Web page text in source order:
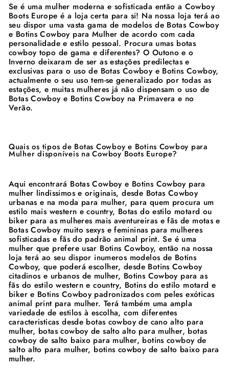
Se é uma mulher moderna e sofisticada então a Cowboy
Boots Europe é a loja certa para si! Na nossa loja terá ao
seu dispor uma vasta gama de modelos de Botas Cowboy
e Botins Cowboy para Mulher de acordo com cada
personalidade e estilo pessoal. Procura umas botas
cowboy topo de gama e diferentes? O Outono e o
Inverno deixaram de ser as estações predilectas e
exclusivas para o uso de Botas Cowboy e Botins Cowboy,
actualmente o seu uso tem-se generalizado por todas as
estações, e muitas mulheres já não dispensam o uso de
Botas Cowboy e Botins Cowboy na Primavera e no
Verão.
Quais os tipos de Botas Cowboy e Botins Cowboy para
Mulher disponíveis na Cowboy Boots Europe?
Aqui encontrará Botas Cowboy e Botins Cowboy para
mulher lindissimos e originais, desde Botas Cowboy
urbanas e na moda para mulher, para quem procura um
estilo mais western e country, Botas do estilo motard ou
biker para as mulheres mais aventureiras e fãs de motas e
Botas Cowboy muito sexys e femininas para mulheres
sofisticadas e fãs do padrão animal print. Se é uma
mulher que prefere usar Botins Cowboy, então na nossa
loja terá ao seu dispor inumeros modelos de Botins
Cowboy, que poderá escolher, desde Botins Cowboy
citadinos e urbanos de mulher, Botins Cowboy para as
fãs do estilo western e country, Botins do estilo motard e
biker e Botins Cowboy padronizados com peles exóticas
animal print para mulher. Terá também uma ampla
variedade de estilos à escolha, com diferentes
caracteristicas desde botas cowboy de cano alto para
mulher, botas cowboy de salto alto para mulher, botas
cowboy de salto baixo para mulher, botins cowboy de
salto alto para mulher, botins cowboy de salto baixo para
mulher.